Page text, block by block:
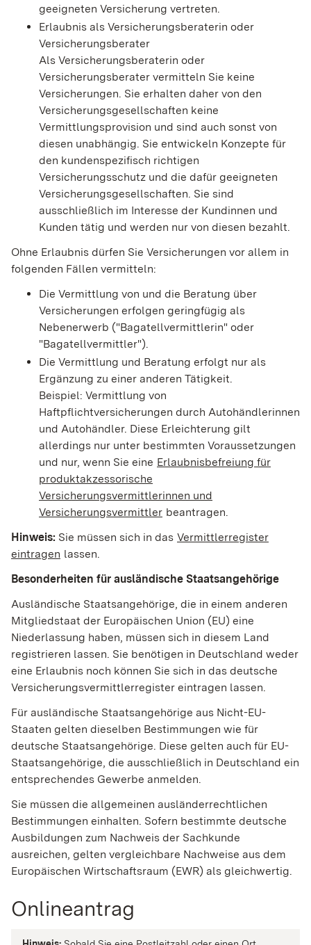
geeigneten Versicherung vertreten.
Erlaubnis als Versicherungsberaterin oder
Versicherungsberater
Als Versicherungsberaterin oder
Versicherungsberater vermitteln Sie keine
Versicherungen. Sie erhalten daher von den
Versicherungsgesellschaften keine
Vermittlungsprovision und sind auch sonst von
diesen unabhängig. Sie entwickeln Konzepte für
den kundenspezifisch richtigen
Versicherungsschutz und die dafür geeigneten
Versicherungsgesellschaften. Sie sind
ausschließlich im Interesse der Kundinnen und
Kunden tätig und werden nur von diesen bezahlt.
Ohne Erlaubnis dürfen Sie Versicherungen vor allem in
folgenden Fällen vermitteln:
Die Vermittlung von und die Beratung über
Versicherungen erfolgen geringfügig als
Nebenerwerb ("Bagatellvermittlerin" oder
"Bagatellvermittler").
Die Vermittlung und Beratung erfolgt nur als
Ergänzung zu einer anderen Tätigkeit.
Beispiel: Vermittlung von
Haftpflichtversicherungen durch Autohändlerinnen
und Autohändler. Diese Erleichterung gilt
allerdings nur unter bestimmten Voraussetzungen
und nur, wenn Sie eine Erlaubnisbefreiung für
produktakzessorische
Versicherungsvermittlerinnen und
Versicherungsvermittler beantragen.
Hinweis: Sie müssen sich in das Vermittlerregister
eintragen lassen.
Besonderheiten für ausländische Staatsangehörige
Ausländische Staatsangehörige, die in einem anderen
Mitgliedstaat der Europäischen Union (EU) eine
Niederlassung haben, müssen sich in diesem Land
registrieren lassen. Sie benötigen in Deutschland weder
eine Erlaubnis noch können Sie sich in das deutsche
Versicherungsvermittlerregister eintragen lassen.
Für ausländische Staatsangehörige aus Nicht-EU-
Staaten gelten dieselben Bestimmungen wie für
deutsche Staatsangehörige. Diese gelten auch für EU-
Staatsangehörige, die ausschließlich in Deutschland ein
entsprechendes Gewerbe anmelden.
Sie müssen die allgemeinen ausländerrechtlichen
Bestimmungen einhalten. Sofern bestimmte deutsche
Ausbildungen zum Nachweis der Sachkunde
ausreichen, gelten vergleichbare Nachweise aus dem
Europäischen Wirtschaftsraum (EWR) als gleichwertig.
Onlineantrag